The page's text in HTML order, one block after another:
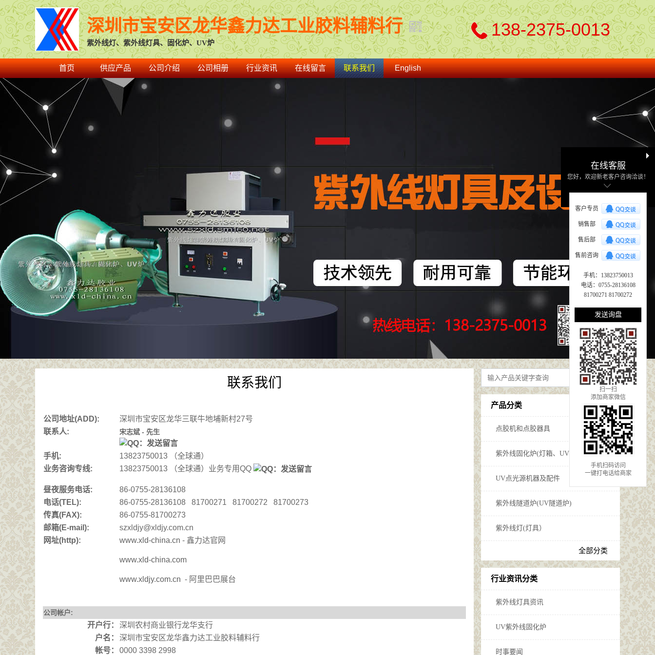
深圳市宝安区龙华鑫力达工业胶料辅料行
紫外线灯、紫外线灯具、固化炉、UV炉
138-2375-0013
首页 供应产品 公司介绍 公司相册 行业资讯 在线留言 联系我们 English
联系我们
公司地址(ADD):
深圳市宝安区龙华三联牛地埔新村27号
联系人:
宋志斌 - 先生
手机:
13823750013 （全球通）
业务咨询专线:
13823750013 （全球通）业务专用QQ
昼夜服务电话:
86-0755-28136108
电话(TEL):
86-0755-28136108 81700271 81700272 81700273
传真(FAX):
86-0755-81700273
邮箱(E-mail):
szxldjy@xldjy.com.cn
网址(http):
www.xld-china.cn - 鑫力达官网
www.xld-china.com
www.xldjy.com.cn - 阿里巴巴展台
公司帐户:
开户行：
深圳农村商业银行龙华支行
户名 ：
深圳市宝安区龙华鑫力达工业胶料辅料行
帐号： 0000 3398 2998
产品分类
点胶机和点胶器具
紫外线固化炉(灯箱、UV固化炉)
UV点光源机器及配件
紫外线隧道炉(UV隧道炉)
紫外线灯(灯具）
全部分类
行业资讯分类
紫外线灯具资讯
UV紫外线固化炉
时事要闻
在线客服
您好，欢迎新老客户咨询洽谈！
客户专员
销售部
售后部
售前咨询
手机：13823750013
电话：0755-28136108
81700271 81700272
发送询盘
扫一扫
添加商家微信
手机扫码访问
一键打电话给商家